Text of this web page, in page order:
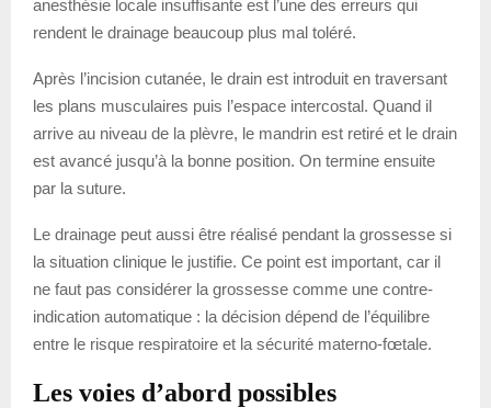
anesthésie locale insuffisante est l’une des erreurs qui
rendent le drainage beaucoup plus mal toléré.
Après l’incision cutanée, le drain est introduit en traversant
les plans musculaires puis l’espace intercostal. Quand il
arrive au niveau de la plèvre, le mandrin est retiré et le drain
est avancé jusqu’à la bonne position. On termine ensuite
par la suture.
Le drainage peut aussi être réalisé pendant la grossesse si
la situation clinique le justifie. Ce point est important, car il
ne faut pas considérer la grossesse comme une contre-
indication automatique : la décision dépend de l’équilibre
entre le risque respiratoire et la sécurité materno-fœtale.
Les voies d’abord possibles